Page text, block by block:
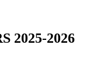
2025-2026